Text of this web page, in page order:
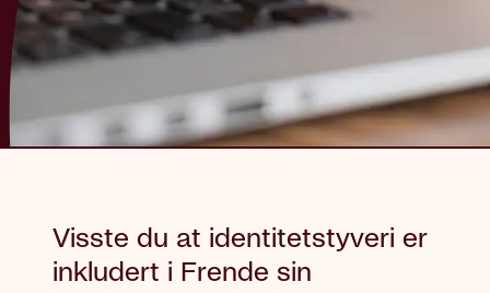
Visste du at identitetstyveri er
inkludert i Frende sin